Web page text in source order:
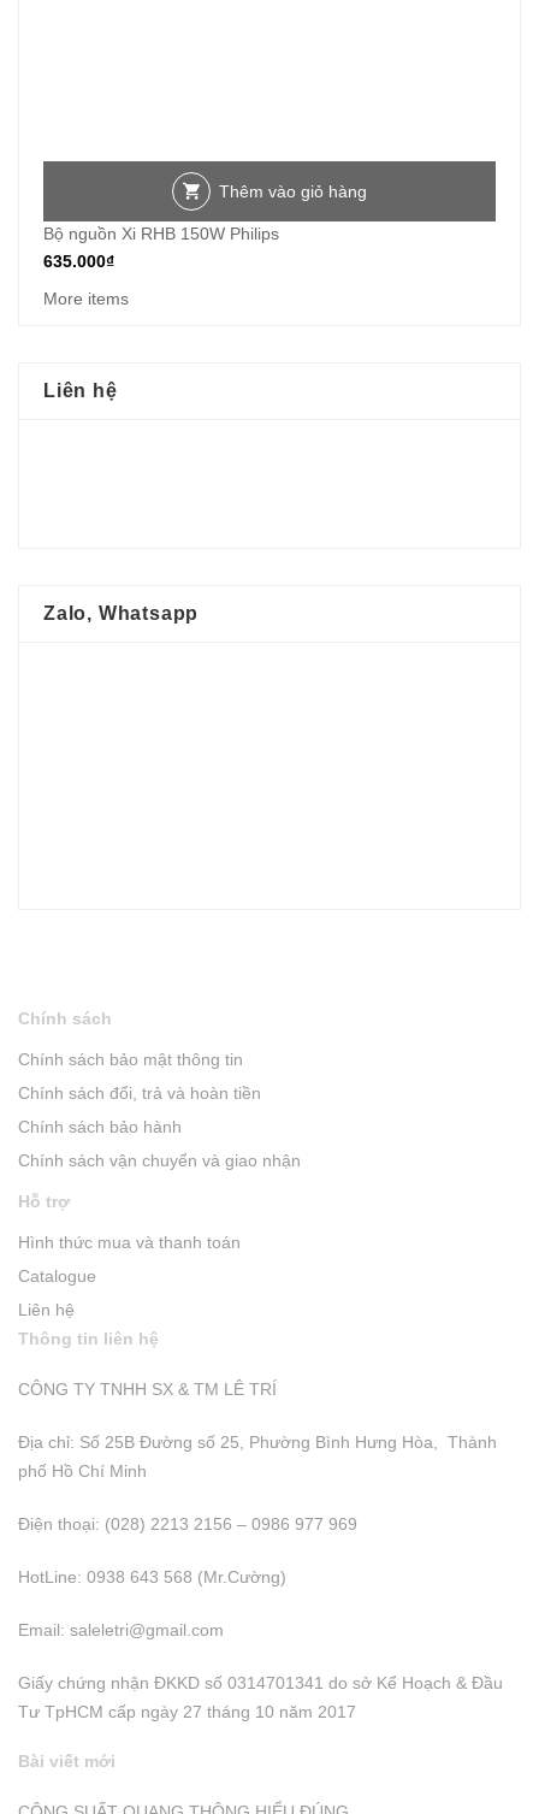
Thêm vào giỏ hàng
Bộ nguồn Xi RHB 150W Philips
635.000₫
More items
Liên hệ
Zalo, Whatsapp
Chính sách
Chính sách bảo mật thông tin
Chính sách đổi, trả và hoàn tiền
Chính sách bảo hành
Chính sách vận chuyển và giao nhận
Hỗ trợ
Hình thức mua và thanh toán
Catalogue
Liên hệ
Thông tin liên hệ
CÔNG TY TNHH SX & TM LÊ TRÍ
Địa chỉ: Số 25B Đường số 25, Phường Bình Hưng Hòa, Thành
phố Hồ Chí Minh
Điện thoại: (028) 2213 2156 – 0986 977 969
HotLine: 0938 643 568 (Mr.Cường)
Email: saleletri@gmail.com
Giấy chứng nhận ĐKKD số 0314701341 do sở Kể Hoạch & Đầu
Tư TpHCM cấp ngày 27 tháng 10 năm 2017
Bài viết mới